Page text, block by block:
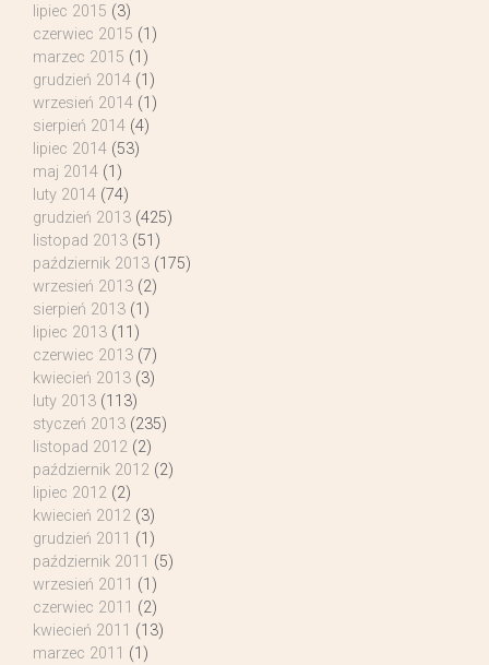
lipiec 2015 (3)
czerwiec 2015 (1)
marzec 2015 (1)
grudzień 2014 (1)
wrzesień 2014 (1)
sierpień 2014 (4)
lipiec 2014 (53)
maj 2014 (1)
luty 2014 (74)
grudzień 2013 (425)
listopad 2013 (51)
październik 2013 (175)
wrzesień 2013 (2)
sierpień 2013 (1)
lipiec 2013 (11)
czerwiec 2013 (7)
kwiecień 2013 (3)
luty 2013 (113)
styczeń 2013 (235)
listopad 2012 (2)
październik 2012 (2)
lipiec 2012 (2)
kwiecień 2012 (3)
grudzień 2011 (1)
październik 2011 (5)
wrzesień 2011 (1)
czerwiec 2011 (2)
kwiecień 2011 (13)
marzec 2011 (1)